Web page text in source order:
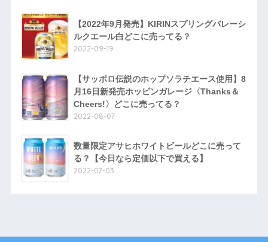
【2022年9月発売】KIRINスプリングバレーシ
ルクエール白どこに売ってる？
2022-09-19
【サッポロ伝説のホップソラチエース使用】8
月16日新発売ホッピンガレージ〈Thanks＆
Cheers!〉どこに売ってる？
2022-08-07
数量限定アサヒホワイトビールどこに売って
る？【今日なら定価以下で買える】
2022-07-03